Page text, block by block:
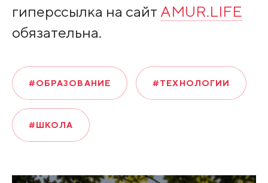
гиперссылка на сайт AMUR.LIFE
обязательна.
#ОБРАЗОВАНИЕ #ТЕХНОЛОГИИ
#ШКОЛА